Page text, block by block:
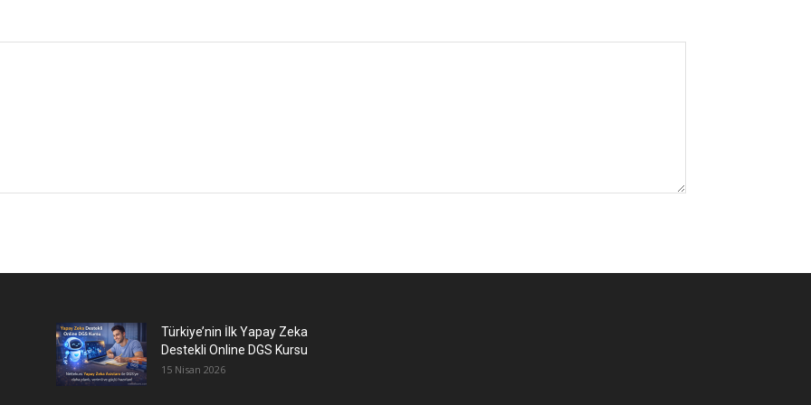
Türkiye’nin İlk Yapay Zeka
Destekli Online DGS Kursu
15 Nisan 2026